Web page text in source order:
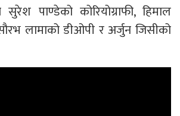
सुरेश पाण्डेको कोरियोग्राफी, हिमाल
लामाको डीओपी र अर्जुन जिसीको